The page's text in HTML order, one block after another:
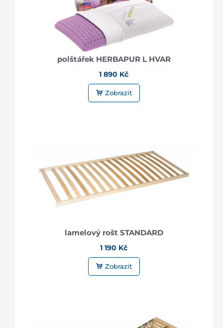
polštářek HERBAPUR L HVAR
1 890 Kč
Zobrazit
lamelový rošt STANDARD
1 190 Kč
Zobrazit